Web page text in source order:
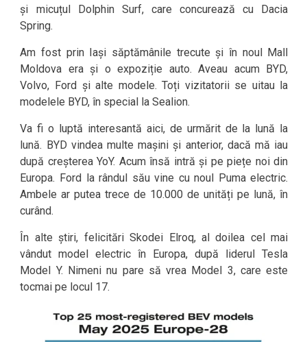
și micuțul Dolphin Surf, care concurează cu Dacia
Spring.
Am fost prin Iași săptămânile trecute și în noul Mall
Moldova era și o expoziție auto. Aveau acum BYD,
Volvo, Ford și alte modele. Toți vizitatorii se uitau la
modelele BYD, în special la Sealion.
Va fi o luptă interesantă aici, de urmărit de la lună la
lună. BYD vindea multe mașini și anterior, dacă mă iau
după creșterea YoY. Acum însă intră și pe piețe noi din
Europa. Ford la rândul său vine cu noul Puma electric.
Ambele ar putea trece de 10.000 de unități pe lună, în
curând.
În alte știri, felicitări Skodei Elroq, al doilea cel mai
vândut model electric în Europa, după liderul Tesla
Model Y. Nimeni nu pare să vrea Model 3, care este
tocmai pe locul 17.